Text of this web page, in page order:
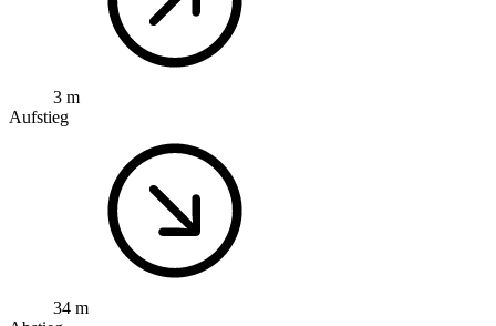
3 m
Aufstieg
34 m